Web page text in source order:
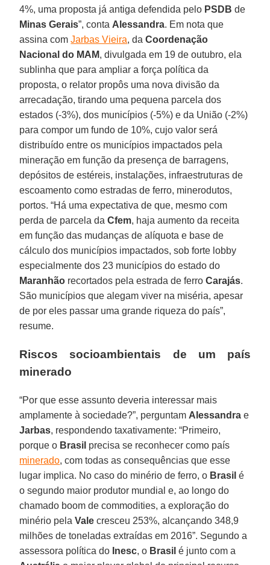
4%, uma proposta já antiga defendida pelo PSDB de
Minas Gerais”, conta Alessandra. Em nota que
assina comJarbas Vieira, daCoordenação
Nacional do MAM, divulgada em 19 de outubro, ela
sublinha que para ampliar a força política da
proposta, o relator propôs uma nova divisão da
arrecadação, tirando uma pequena parcela dos
estados (-3%), dos municípios (-5%) e da União (-2%)
para compor um fundo de 10%, cujo valor será
distribuído entre os municípios impactados pela
mineração em função da presença de barragens,
depósitos de estéreis, instalações, infraestruturas de
escoamento como estradas de ferro, minerodutos,
portos. “Há uma expectativa de que, mesmo com
perda de parcela daCfem, haja aumento da receita
em função das mudanças de alíquota e base de
cálculo dos municípios impactados, sob forte lobby
especialmente dos 23 municípios do estado do
Maranhão recortados pela estrada de ferroCarajás.
São municípios que alegam viver na miséria, apesar
de por eles passar uma grande riqueza do país”,
resume.
Riscos socioambientais de um país
minerado
“Por que esse assunto deveria interessar mais
amplamente à sociedade?”, perguntam Alessandra e
Jarbas, respondendo taxativamente: “Primeiro,
porque o Brasil precisa se reconhecer como país
minerado, com todas as consequências que esse
lugar implica. No caso do minério de ferro, o Brasil é
o segundo maior produtor mundial e, ao longo do
chamado boom de commodities, a exploração do
minério pelaVale cresceu 253%, alcançando 348,9
milhões de toneladas extraídas em 2016”. Segundo a
assessora política do Inesc, o Brasil é junto com a